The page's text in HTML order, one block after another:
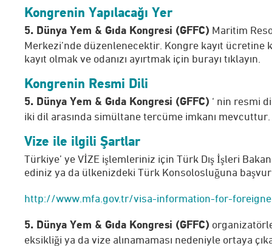
Kongrenin Yapılacağı Yer
5. Dünya Yem & Gıda Kongresi (GFFC) Maritim
Merkezi’nde düzenlenecektir. Kongre kayıt ücretine
kayıt olmak ve odanızı ayırtmak için burayı tıklayın.
Kongrenin Resmi Dili
5. Dünya Yem & Gıda Kongresi (GFFC) ‘ nin resmi
iki dil arasında simültane tercüme imkanı mevcuttur.
Vize ile ilgili Şartlar
Türkiye’ ye VİZE işlemleriniz için Türk Dış İşleri
ediniz ya da ülkenizdeki Türk Konsolosluğuna
http://www.mfa.gov.tr/visa-information-for-
5. Dünya Yem & Gıda Kongresi (GFFC)
eksikliği ya da vize alınamaması nedeniyle ortaya